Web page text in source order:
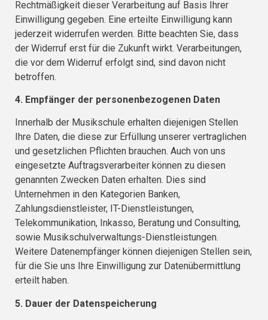
Rechtmäßigkeit dieser Verarbeitung auf Basis Ihrer
Einwilligung gegeben. Eine erteilte Einwilligung kann
jederzeit widerrufen werden. Bitte beachten Sie, dass
der Widerruf erst für die Zukunft wirkt. Verarbeitungen,
die vor dem Widerruf erfolgt sind, sind davon nicht
betroffen.
4. Empfänger der personenbezogenen Daten
Innerhalb der Musikschule erhalten diejenigen Stellen
Ihre Daten, die diese zur Erfüllung unserer vertraglichen
und gesetzlichen Pflichten brauchen. Auch von uns
eingesetzte Auftragsverarbeiter können zu diesen
genannten Zwecken Daten erhalten. Dies sind
Unternehmen in den Kategorien Banken,
Zahlungsdienstleister, IT-Dienstleistungen,
Telekommunikation, Inkasso, Beratung und Consulting,
sowie Musikschulverwaltungs-Dienstleistungen.
Weitere Datenempfänger können diejenigen Stellen sein,
für die Sie uns Ihre Einwilligung zur Datenübermittlung
erteilt haben.
5. Dauer der Datenspeicherung